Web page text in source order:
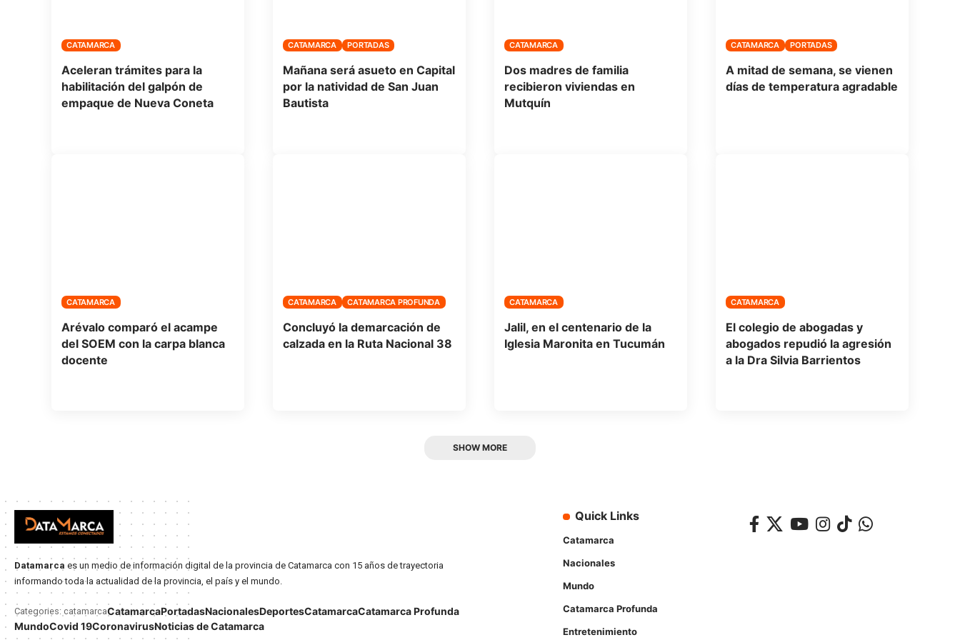
CATAMARCA
Aceleran trámites para la
habilitación del galpón de
empaque de Nueva Coneta
CATAMARCA PORTADAS
Mañana será asueto en Capital
por la natividad de San Juan
Bautista
CATAMARCA
Dos madres de familia
recibieron viviendas en
Mutquín
CATAMARCA PORTADAS
A mitad de semana, se vienen
días de temperatura agradable
CATAMARCA
Arévalo comparó el acampe
del SOEM con la carpa blanca
docente
CATAMARCA CATAMARCA PROFUNDA
Concluyó la demarcación de
calzada en la Ruta Nacional 38
CATAMARCA
Jalil, en el centenario de la
Iglesia Maronita en Tucumán
CATAMARCA
El colegio de abogadas y
abogados repudió la agresión
a la Dra Silvia Barrientos
SHOW MORE
Datamarca es un medio de información digital de la provincia de Catamarca con 15 años de trayectoria
informando toda la actualidad de la provincia, el país y el mundo.
Categories: catamarcaCatamarcaPortadasNacionalesDeportesCatamarcaCatamarca Profunda
MundoCovid 19CoronavirusNoticias de Catamarca
Quick Links
Catamarca
Nacionales
Mundo
Catamarca Profunda
Entretenimiento